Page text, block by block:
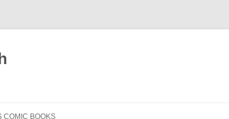
COMIC BOOKS